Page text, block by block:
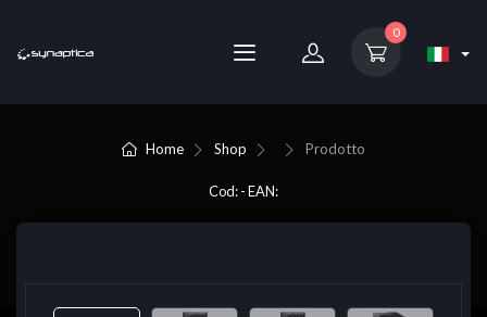
0
Home Shop Prodotto
Cod: - EAN: